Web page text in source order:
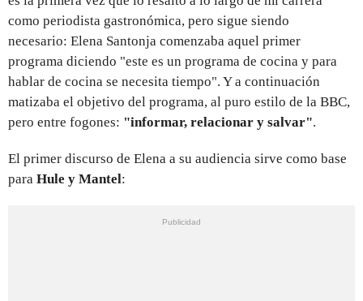
como periodista gastronómica, pero sigue siendo
necesario: Elena Santonja comenzaba aquel primer
programa diciendo "este es un programa de cocina y para
hablar de cocina se necesita tiempo". Y a continuación
matizaba el objetivo del programa, al puro estilo de la BBC,
pero entre fogones: "informar, relacionar y salvar".
El primer discurso de Elena a su audiencia sirve como base
para Hule y Mantel: